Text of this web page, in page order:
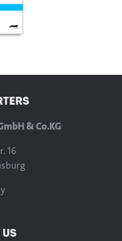
& Co.KG
16